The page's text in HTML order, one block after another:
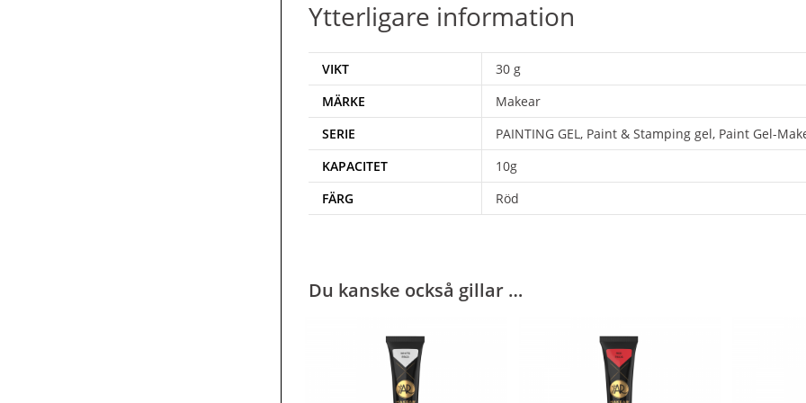
Ytterligare information
VIKT
30 g
MÄRKE
Makear
SERIE
PAINTING GEL, Paint & Stamping gel, Paint Gel-
KAPACITET
10g
FÄRG
Röd
Du kanske också gillar …